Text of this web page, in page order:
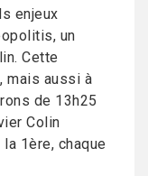
enjeux
un
Cette
mais aussi à
de 13h25
Colin
1ère, chaque